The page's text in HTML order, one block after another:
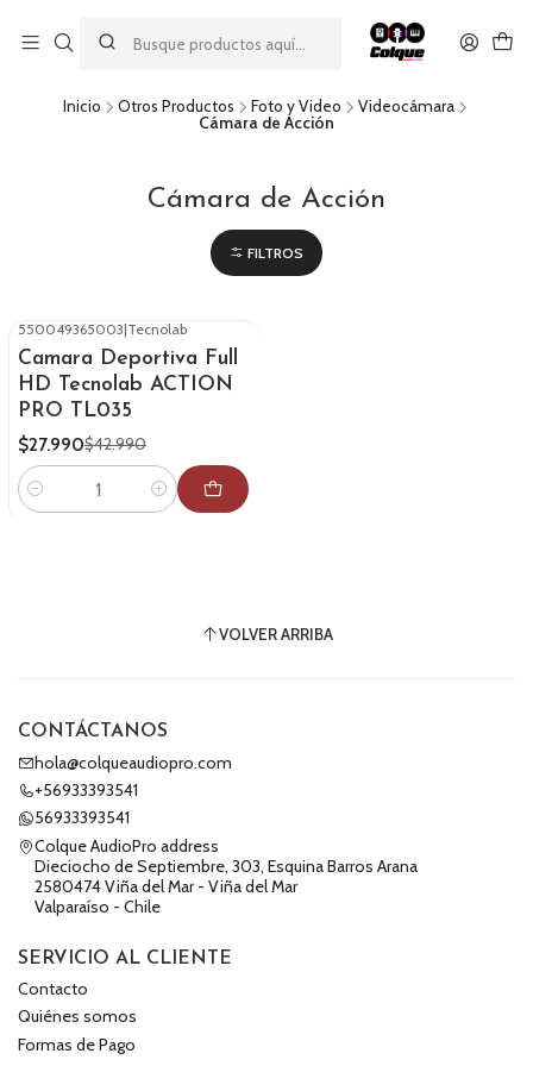
descuento por pago con transferencia bancaria
por una compra mínima de $49.990. Este descuento no es
acumulable a otras promociones ni aplicable a gastos de envío.
Inicio Otros Productos Foto y Video
Videocámara
Cámara de Acción
Cámara de Acción
FILTROS
-35% OFF
550049365003|Tecnolab
Camara Deportiva Full
HD Tecnolab ACTION
PRO TL035
$27.990$42.990
Cantidad
VOLVER ARRIBA
CONTÁCTANOS
hola@colqueaudiopro.com
+56933393541
56933393541
Colque AudioPro address
Dieciocho de Septiembre, 303, Esquina Barros Arana
2580474 Viña del Mar - Viña del Mar
Valparaíso - Chile
SERVICIO AL CLIENTE
Contacto
Quiénes somos
Formas de Pago